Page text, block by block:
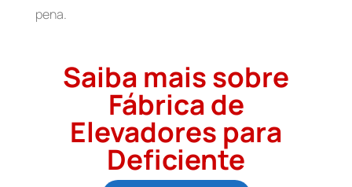
pena.
Saiba mais sobre
Fábrica de
Elevadores para
Deficiente